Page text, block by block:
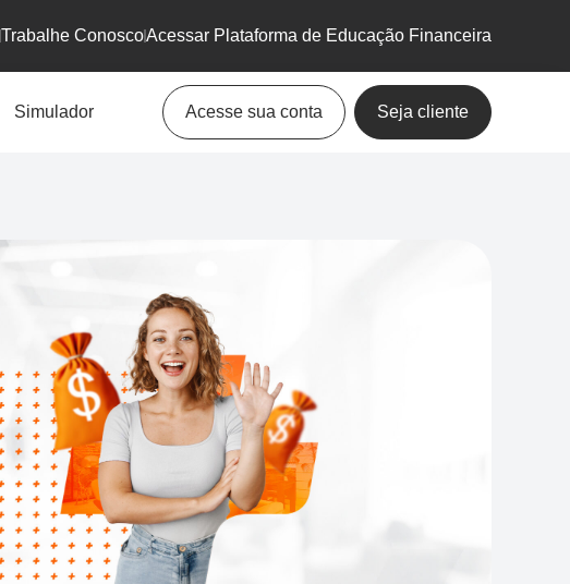
Trabalhe ConoscoAcessar Plataforma de Educação Financeira
Simulador Acesse sua conta Seja cliente